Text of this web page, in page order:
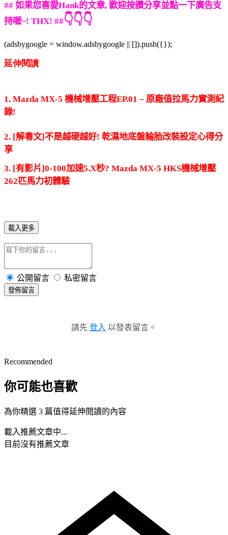
## 如果您喜愛Hank的文章, 歡迎按讚分享並點一下廣告支
持喔~! THX! ##👇👇👇
(adsbygoogle = window.adsbygoogle || []).push({});
延伸閱讀
1. Mazda MX-5 機械增壓工程EP.01 – 原廠值拉馬力實測紀
錄!
2. [解毒文]不是越硬越好! 乾濕地底盤輪胎改裝設定心得分
享
3. [有影片]0-100加速5.X秒? Mazda MX-5 HKS機械增壓
262匹馬力初體驗
載入更多
公開留言 私密留言
發佈留言
請先 登入 以發表留言。
Recommended
你可能也喜歡
為你精選 3 篇值得延伸閱讀的內容
載入推薦文章中...
目前沒有推薦文章